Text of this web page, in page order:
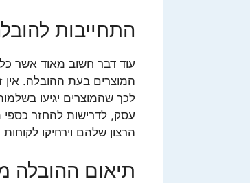
התחייבות
עוד דבר חשוב מאוד אשר
המוצרים בעת ההובלה. אין
לכך שהמוצרים יגיעו
עסק, לדרישות להחזר
הרצון שלהם וירחיקו
תיאום ההובלה